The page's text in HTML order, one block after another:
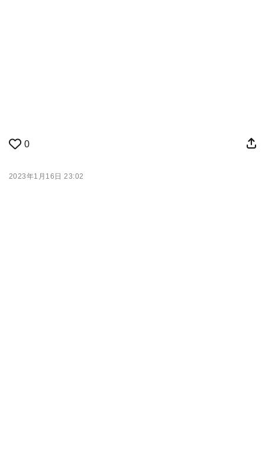
0
2023年1月16日 23:02